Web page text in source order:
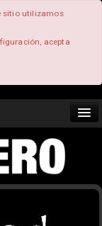
sitio utilizamos
acepta